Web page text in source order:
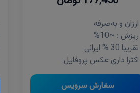
و به‌صرفه
: ~10%
30 % ایرانی
داری عکس پروفایل
سفارش سرویس